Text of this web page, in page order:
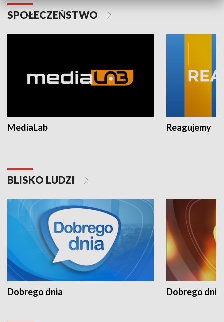
SPOŁECZEŃSTWO
MediaLab Reagujemy
BLISKO LUDZI
Dobrego dnia Dobrego dnia